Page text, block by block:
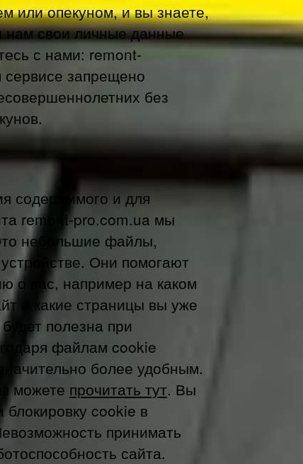
или опекуном, и вы знаете,
нам свои личные данные
с нами: remont-
запрещено
без
содержимого и для
remont-pro.com.ua мы
небольшие файлы,
Они помогают
о вас, например на каком
и какие страницы вы уже
полезна при
файлам cookie
более удобным.
можете прочитать тут. Вы
cookie в
принимать
сайта.